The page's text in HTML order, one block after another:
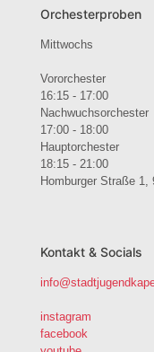
Orchesterproben
Mittwochs
Vororchester
16:15 - 17:00
Nachwuchsorchester
17:00 - 18:00
Hauptorchester
18:15 - 21:00
Homburger Straße 1,
Kontakt & Socials
instagram
facebook